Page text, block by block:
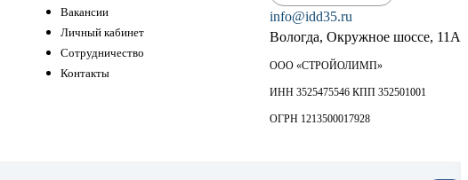
Вакансии
Личный кабинет
Сотрудничество
Контакты
info@idd35.ru
Вологда, Окружное шоссе, 11А
ООО «СТРОЙОЛИМП»
ИНН 3525475546 КПП 352501001
ОГРН 1213500017928